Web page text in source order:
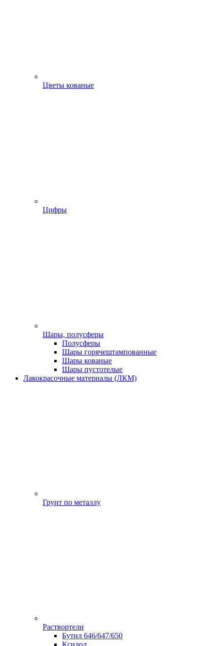
Цветы кованые
Цифры
Шары, полусферы
Полусферы
Шары горячештампованные
Шары кованые
Шары пустотелые
Лакокрасочные материалы (ЛКМ)
Грунт по металлу
Раствортели
Бутил 646/647/650
Ксилол